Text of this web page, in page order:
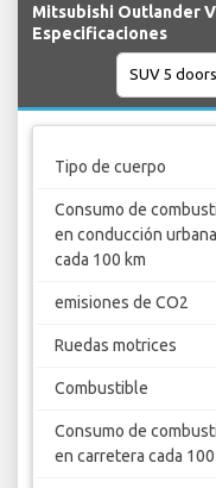
Mitsubishi Outlander
Especificaciones
Tipo de cuerpo
Consumo de
en conducción urbana
cada 100 km
emisiones de CO2
Ruedas motrices
Combustible
Consumo de
en carretera cada 100